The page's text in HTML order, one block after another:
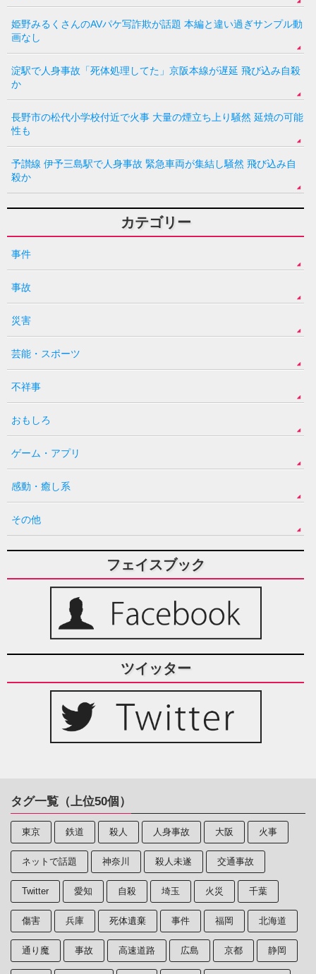
姫野みるくさんのAVパケ写詐欺が話題 本編と違い過ぎサンプル動
画なし
淀駅で人身事故「死体処理してた」京阪本線が遅延 飛び込み自殺
か
長野市の松代小学校付近で火事 大量の煙立ち上り騒然 延焼の可能
性も
予讃線 伊予三島駅で人身事故 緊急車両が集結し騒然 飛び込み自
殺か
カテゴリー
事件
事故
災害
芸能・スポーツ
不祥事
おもしろ
ゲーム・アプリ
感動・癒し系
その他
フェイスブック
ツイッター
タグ一覧（上位50個）
東京 鉄道 殺人 人身事故 大阪 火事
ネットで話題 神奈川 殺人未遂 交通事故
Twitter 愛知 自殺 埼玉 火災 千葉
傷害 兵庫 死体遺棄 事件 福岡 北海道
通り魔 事故 高速道路 広島 京都 静岡